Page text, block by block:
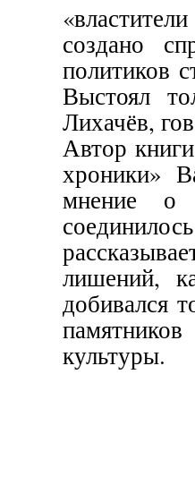
создано
политиков
Выстоял
Лихачёв,
Автор
хроники»
мнение о
лишений,
добивался
культуры.